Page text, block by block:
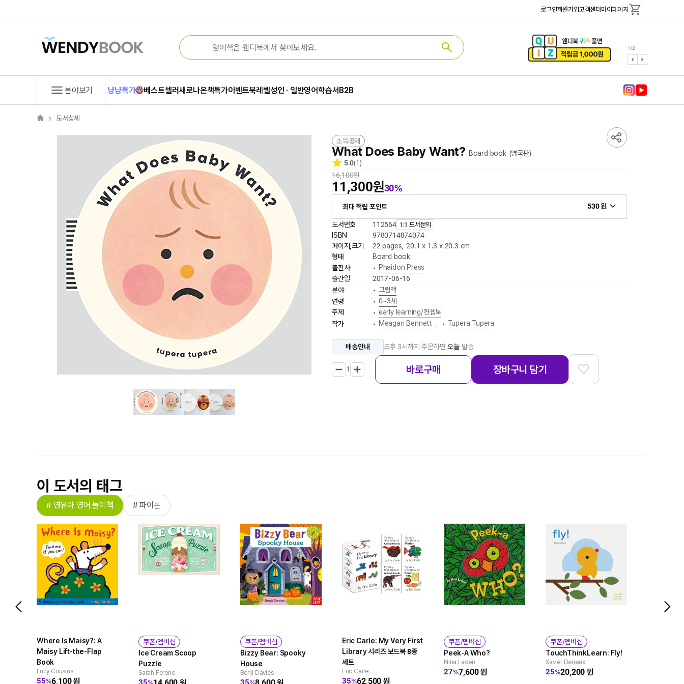
로그인회원가입고객센터 마이페이지
1/2
분야보기 냥냥특가 베스트셀러새로나온책특가이벤트북레벨성인 · 일반영어학습서B2B
도서상세
소득공제
What Does Baby Want? Board book (영국판)
5.0(1)
16,100원
11,300원30%
최대 적립 포인트 530 원
도서번호 112564 1:1 도서문의
ISBN
9780714874074
페이지,크기
22 pages 20.1 x 1.3 x 20.3 cm
형태
Board book
출판사
• Phaidon Press
출간일
2017-06-16
분야
• 그림책
연령
• 0~3세
주제
• early learning/컨셉북
작가
• Meagan Bennett • Tupera Tupera
배송안내 오후 3시까지 주문하면오늘 발송
1 바로구매 장바구니 담기
이 도서의 태그
# 영유아 영어 놀이책 # 파이돈
Where Is Maisy?: A
Maisy Lift-the-Flap
Book
Lucy Cousins
55%6,100원
쿠폰/멤버십
Ice Cream Scoop
Puzzle
Sarah Ferone
쿠폰/멤버십
Bizzy Bear: Spooky
House
Benji Davies
Eric Carle: My Very First
Library 시리즈 보드북 8종
세트
Eric Carle
35%62,500원
쿠폰/멤버십
Peek-A Who?
Nina Laden
27%7,600원
쿠폰/멤버십
TouchThinkLearn: Fly!
Xavier Deneux
25%20,200원